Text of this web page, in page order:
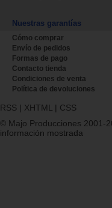
Nuestras garantías
Cómo comprar
Envío de pedidos
Formas de pago
Contacto tienda
Condiciones de venta
Política de devoluciones
RSS | XHTML | CSS
© Majo Producciones 2001-
información mostrada